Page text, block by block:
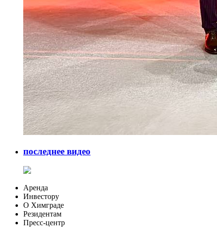
последнее видео
Аренда
Инвестору
О Химграде
Резидентам
Пресс-центр